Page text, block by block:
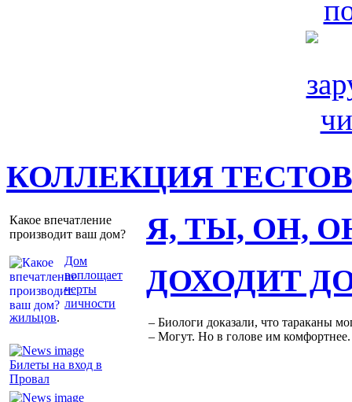
КОЛЛЕКЦИЯ ТЕСТОВ
Какое впечатление
производит ваш дом?
Дом
воплощает
черты
личности
жильцов.
Я, ТЫ, ОН,
Билеты на вход в
Провал
ДОХОДИТ
– Биологи доказали, что тараканы
– Могут. Но в голове им комфортнее.